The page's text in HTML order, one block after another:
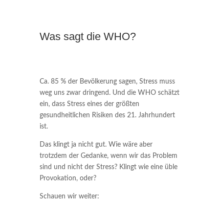
Was sagt die WHO?
Ca. 85 % der Bevölkerung sagen, Stress muss
weg uns zwar dringend. Und die WHO schätzt
ein, dass Stress eines der größten
gesundheitlichen Risiken des 21. Jahrhundert
ist.
Das klingt ja nicht gut. Wie wäre aber
trotzdem der Gedanke, wenn wir das Problem
sind und nicht der Stress? Klingt wie eine üble
Provokation, oder?
Schauen wir weiter: